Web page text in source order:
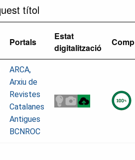
títol
Portals
Estat
digitalització
ARCA,
Arxiu de
Revistes
Catalanes
Antigues
BCNROC